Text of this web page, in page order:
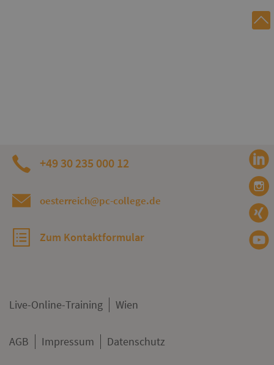
+49 30 235 000 12
oesterreich@pc-college.de
Zum Kontaktformular
Live-Online-Training Wien
AGB Impressum
Datenschutz